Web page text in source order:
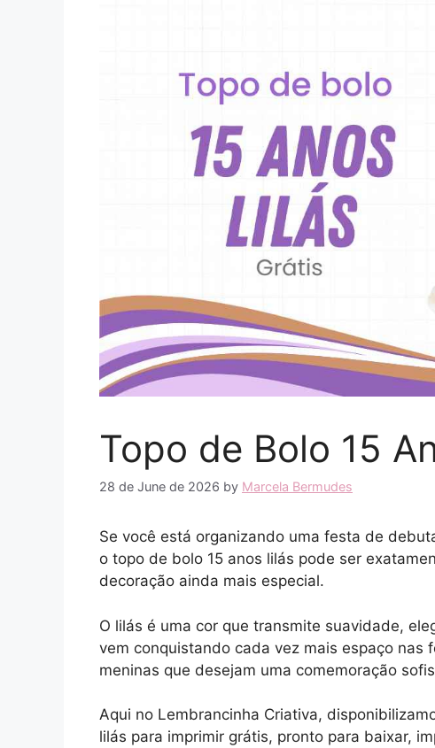
Topo de Bolo 15
28 de June de 2026 by Marcela Bermudes
Se você está organizando uma festa de
o topo de bolo 15 anos lilás pode ser
decoração ainda mais especial.
O lilás é uma cor que transmite suavidade,
vem conquistando cada vez mais espaço nas
meninas que desejam uma comemoração
Aqui no Lembrancinha Criativa,
lilás para imprimir grátis, pronto para baixar,